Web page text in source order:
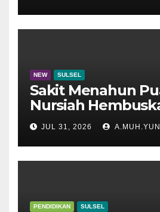
NEW SULSEL
Sakit Menahun
Nursiah
Terakhir
JUL 31, 2026
PENDIDIKAN SULSEL